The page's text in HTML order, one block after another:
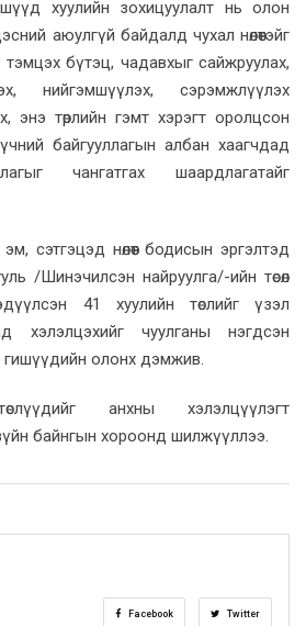
хуулийн зохицуулалт нь олон
аюулгүй байдалд чухал нөлөөтэйг
бүтэц, чадавхыг сайжруулах,
нийгэмшүүлэх, сэрэмжлүүлэх
энэ төрлийн гэмт хэрэгт оролцсон
байгууллагын албан хаагчдад
чангатгах шаардлагатайг
сэтгэцэд нөлөөт бодисын эргэлтэд
/Шинэчилсэн найруулга/-ийн төсөл
41 хуулийн төслийг үзэл
хэлэлцэхийг чуулганы нэгдсэн
олонх дэмжив.
анхны хэлэлцүүлэгт
байнгын хороонд шилжүүллээ.
Facebook Twitter